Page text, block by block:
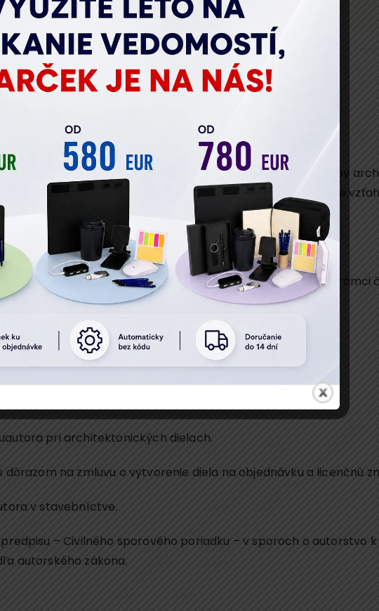
právami a povinnosťami projektantov ako zhotoviteľov
diela, ako sú špecifikované záväzkovo-právne
ochrana diel projektanta.
poriadku SR a základne medzinárodne súvislosti v rámci
práva v rámci práv duševného vlastníctva.
spoluautora architektonického diela.
autora a spoluautora podľa zákona.
pri architektonických dielach.
na zmluvu o vytvorenie diela na objednávku a licenčnú
v stavebníctve.
– Civilného sporového poriadku – v sporoch o autorstvo
autorského zákona.